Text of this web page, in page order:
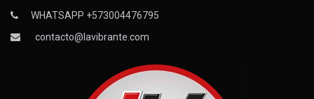
WHATSAPP +573004476795
contacto@lavibrante.com